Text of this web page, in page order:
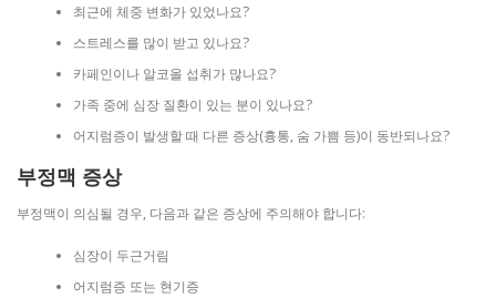
최근에 체중 변화가 있었나요?
스트레스를 많이 받고 있나요?
카페인이나 알코올 섭취가 많나요?
가족 중에 심장 질환이 있는 분이 있나요?
어지럼증이 발생할 때 다른 증상(흉통, 숨 가쁨 등)이 동반되나요?
부정맥 증상
부정맥이 의심될 경우, 다음과 같은 증상에 주의해야 합니다:
심장이 두근거림
어지럼증 또는 현기증